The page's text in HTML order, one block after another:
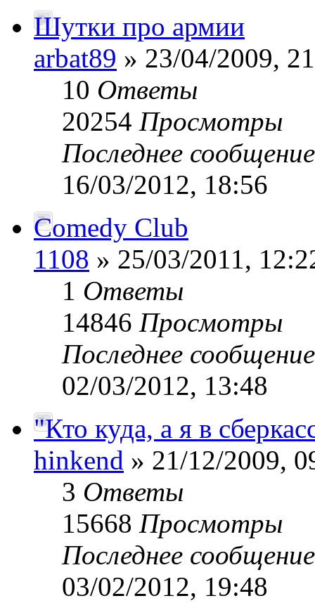
Шутки про армии
аrbat89 » 23/04/2009,
10 Ответы
20254 Просмотры
Последнее
16/03/2012, 18:56
Comedy Club
1108 » 25/03/2011,
1 Ответы
14846 Просмотры
Последнее
02/03/2012, 13:48
"Кто куда, а я в
hinkend » 21/12/2009,
3 Ответы
15668 Просмотры
Последнее
03/02/2012, 19:48